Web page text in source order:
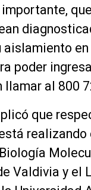
aislamiento
poder
llamar al 800
que
realizando
Valdivia y el